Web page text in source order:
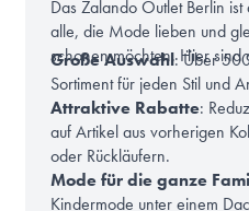
Das Zalando Outlet Berlin
alle, die Mode lieben und
schonen möchten. Hier sind
Große Auswahl: Über
Sortiment für jeden Stil und
Attraktive Rabatte:
auf Artikel aus vorherigen
oder Rückläufern.
Mode für die ganze
Kindermode unter einem